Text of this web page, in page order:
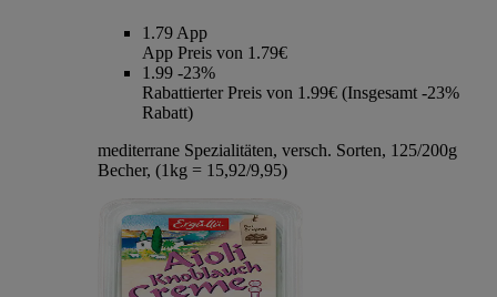
1.79 App
App Preis von 1.79€
1.99 -23%
Rabattierter Preis von 1.99€ (Insgesamt -23%
Rabatt)
mediterrane Spezialitäten, versch. Sorten, 125/200g
Becher, (1kg = 15,92/9,95)